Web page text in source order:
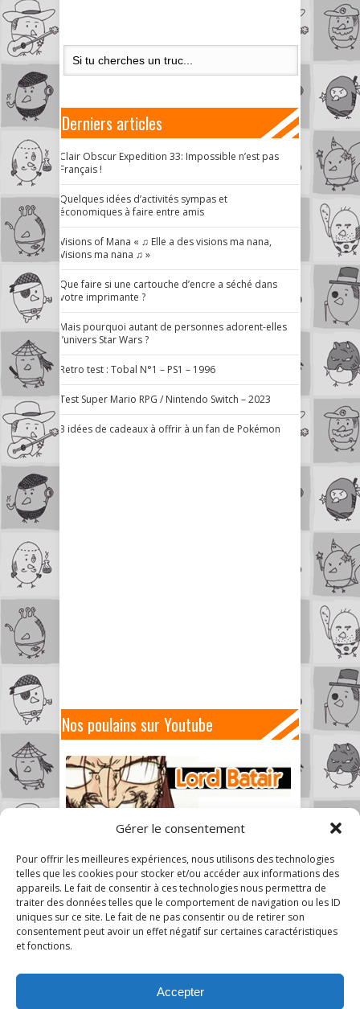
Gérer le consentement
Pour offrir les meilleures expériences, nous utilisons des technologies
telles que les cookies pour stocker et/ou accéder aux informations des
appareils. Le fait de consentir à ces technologies nous permettra de
traiter des données telles que le comportement de navigation ou les ID
uniques sur ce site. Le fait de ne pas consentir ou de retirer son
consentement peut avoir un effet négatif sur certaines caractéristiques
et fonctions.
Accepter
Derniers articles
Clair Obscur Expedition 33: Impossible n’est pas
Français !
Quelques idées d’activités sympas et
économiques à faire entre amis
Visions of Mana « ♫ Elle a des visions ma nana,
Visions ma nana ♫ »
Que faire si une cartouche d’encre a séché dans
votre imprimante ?
Mais pourquoi autant de personnes adorent-elles
l’univers Star Wars ?
Retro test : Tobal N°1 – PS1 – 1996
Test Super Mario RPG / Nintendo Switch – 2023
3 idées de cadeaux à offrir à un fan de Pokémon
Nos poulains sur Youtube